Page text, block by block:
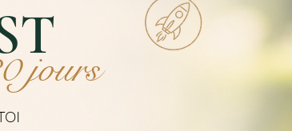
jours